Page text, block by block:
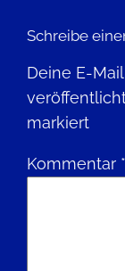
Schreibe
Deine E-
markiert
Kommentar *